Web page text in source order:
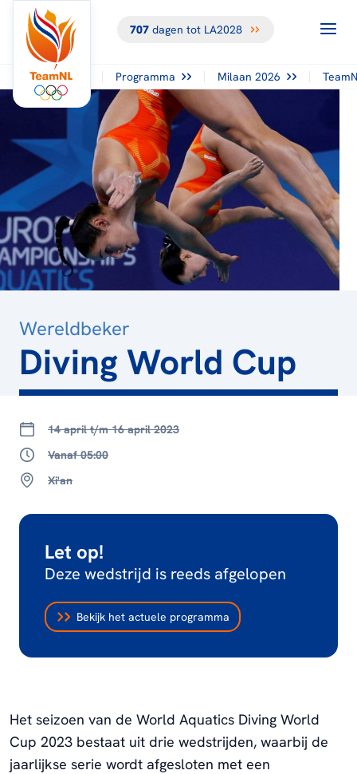
707dagen tot LA2028
Programma Milaan 2026
Wereldbeker
Diving World Cup
14 april t/m 16 april 2023
Vanaf 05:00
Xi'an
Let op!
Deze wedstrijd is reeds afgelopen
Bekijk het actuele programma
TERUG NAAR
OVERZICHT
Het seizoen van de World Aquatics Diving World
Cup 2023 bestaat uit drie wedstrijden, waarbij de
jaarlijkse serie wordt afgesloten met een